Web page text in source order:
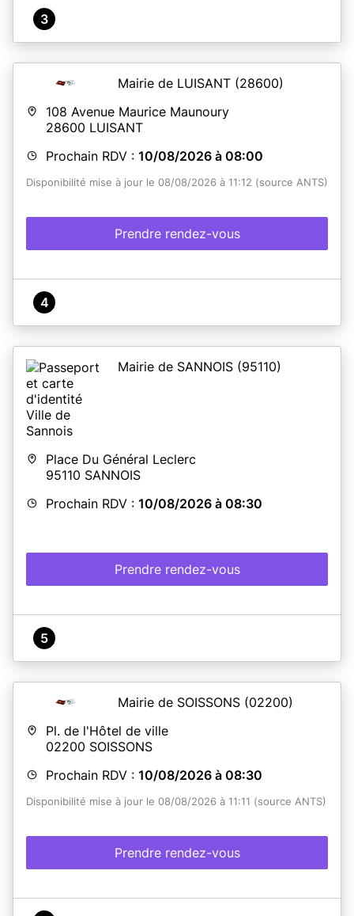
3
Mairie de LUISANT (28600)
108 Avenue Maurice Maunoury
28600 LUISANT
Prochain RDV : 10/08/2026 à 08:00
Disponibilité mise à jour le 08/08/2026 à 11:12 (source ANTS)
Prendre rendez-vous
4
Mairie de SANNOIS (95110)
Place Du Général Leclerc
95110 SANNOIS
Prochain RDV : 10/08/2026 à 08:30
Prendre rendez-vous
5
Mairie de SOISSONS (02200)
Pl. de l'Hôtel de ville
02200 SOISSONS
Prochain RDV : 10/08/2026 à 08:30
Disponibilité mise à jour le 08/08/2026 à 11:11 (source ANTS)
Prendre rendez-vous